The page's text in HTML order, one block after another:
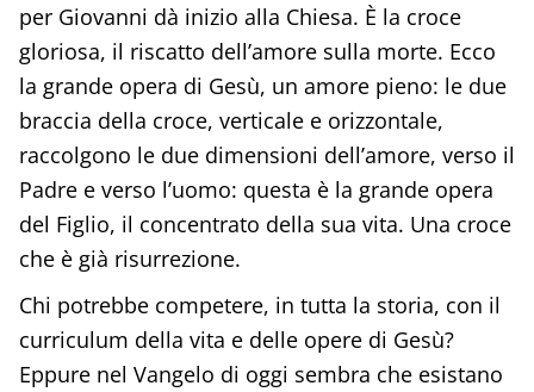
per Giovanni dà inizio alla Chiesa. È la croce
gloriosa, il riscatto dell’amore sulla morte. Ecco
la grande opera di Gesù, un amore pieno: le due
braccia della croce, verticale e orizzontale,
raccolgono le due dimensioni dell’amore, verso il
Padre e verso l’uomo: questa è la grande opera
del Figlio, il concentrato della sua vita. Una croce
che è già risurrezione.
Chi potrebbe competere, in tutta la storia, con il
curriculum della vita e delle opere di Gesù?
Eppure nel Vangelo di oggi sembra che esistano